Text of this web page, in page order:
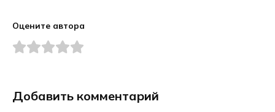
Оцените автора
Добавить комментарий